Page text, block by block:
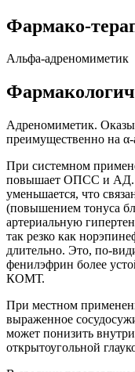
Фармако-
Альфа-адреномиметик
Адреномиметик.
преимущественно на
При системном
повышает ОПСС и АД.
уменьшается, что
(повышением тонуса
артериальную
так резко как
длительно. Это, по-
фенилэфрин более
КОМТ.
При местном
выраженное
может понизить
открытоугольной